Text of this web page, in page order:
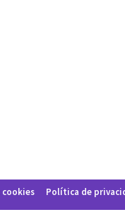
Política de